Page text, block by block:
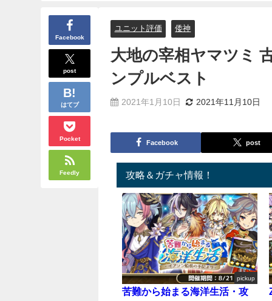
Facebook
post
はてブ
Pocket
Feedly
ユニット評価 倭神
大地の宰相ヤマツミ
ンプルベスト
2021年1月10日 2021年11月10日
Facebook post
攻略＆ガチャ情報！
pickup
苦難から始まる海洋生活・攻